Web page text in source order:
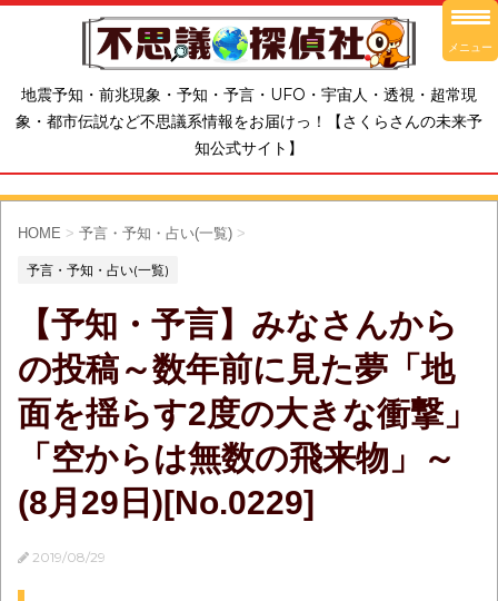
地震予知・前兆現象・予知・予言・UFO・宇宙人・透視・超常現
象・都市伝説など不思議系情報をお届けっ！【さくらさんの未来予
知公式サイト】
HOME > 予言・予知・占い(一覧) >
予言・予知・占い(一覧)
【予知・予言】みなさんから
の投稿～数年前に見た夢「地
面を揺らす2度の大きな衝撃」
「空からは無数の飛来物」～
(8月29日)[No.0229]
2019/08/29
メニュー